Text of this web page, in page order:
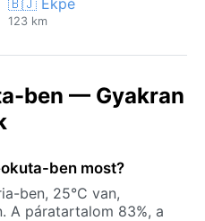
123 km
ben — Gyakran
ben most?
ben, 25°C van,
A páratartalom 83%, a